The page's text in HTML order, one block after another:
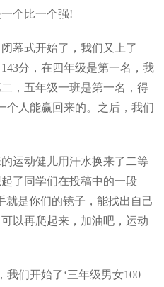
个比一个强!
式开始了，我们又上了
分，在四年级是第一名，我
，五年级一班是第一名，得
个人能赢回来的。之后，我们
动健儿用汗水换来了二等
了同学们在投稿中的一段
就是你们的镜子，能找出自己
以再爬起来，加油吧，运动
们开始了‘三年级男女100